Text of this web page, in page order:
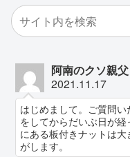
阿南のクソ親父
2021.11.17
はじめまして。ご質問
をしてからだいぶ日が
にある板付きナットは
がします。